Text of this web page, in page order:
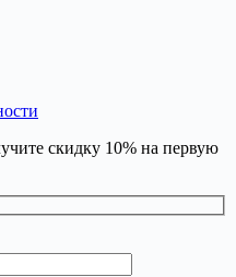
скидку 10% на первую